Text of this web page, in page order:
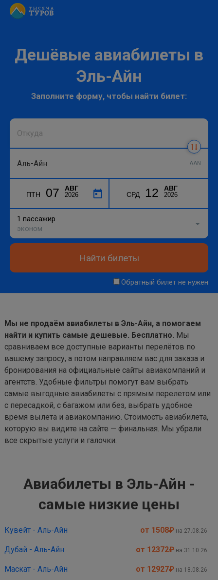
Дешёвые авиабилеты в
Эль-Айн
Заполните форму, чтобы найти билет:
AAN
ПТН 07 АВГ
2026 СРД 12 АВГ
2026
1 пассажир
эконом
Найти билеты
Обратный билет не нужен
Мы не продаём авиабилеты в Эль-Айн, а помогаем
найти и купить самые дешевые. Бесплатно. Мы
сравниваем все доступные варианты перелётов по
вашему запросу, а потом направляем вас для заказа и
бронирования на официальные сайты авиакомпаний и
агентств. Удобные фильтры помогут вам выбрать
самые выгодные авиабилеты с прямым перелетом или
с пересадкой, с багажом или без, выбрать удобное
время вылета и авиакомпанию. Стоимость авиабилета,
которую вы видите на сайте — финальная. Мы убрали
все скрытые услуги и галочки.
Авиабилеты в Эль-Айн -
самые низкие цены
Кувейт - Аль-Айн от 1508₽ на 27.08.26
Дубай - Аль-Айн от 12372₽ на 31.10.26
Маскат - Аль-Айн от 12927₽ на 18.08.26